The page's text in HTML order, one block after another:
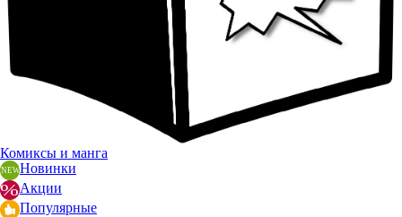
Комиксы и манга
Новинки
Акции
Популярные